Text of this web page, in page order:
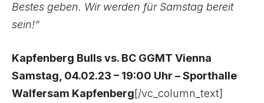
Bestes geben. Wir werden für Samstag bereit
sein!“
Kapfenberg Bulls vs. BC GGMT Vienna
Samstag, 04.02.23 – 19:00 Uhr – Sporthalle
Walfersam Kapfenberg[/vc_column_text]